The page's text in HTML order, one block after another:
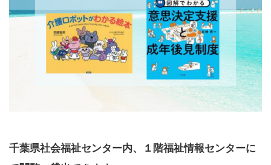
千葉県社会福祉センター内、１階福祉情報センターに